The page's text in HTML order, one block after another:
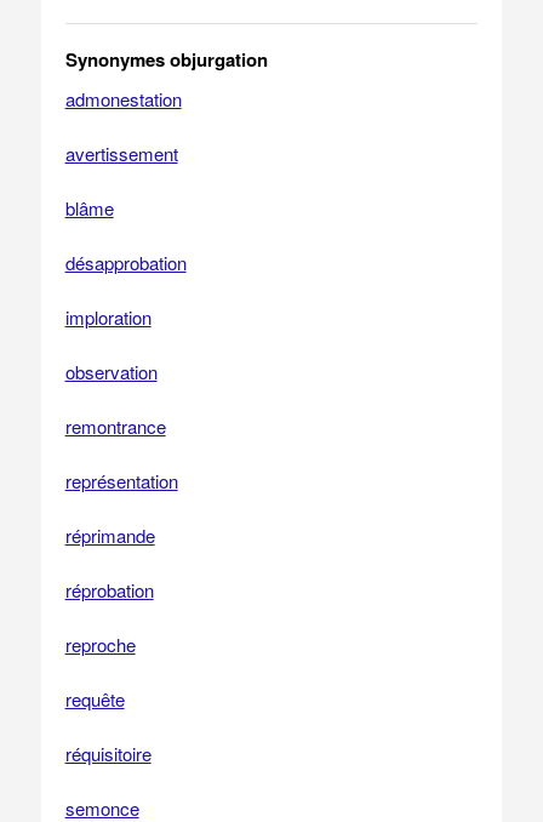
Synonymes objurgation
admonestation
avertissement
blâme
désapprobation
imploration
observation
remontrance
représentation
réprimande
réprobation
reproche
requête
réquisitoire
semonce